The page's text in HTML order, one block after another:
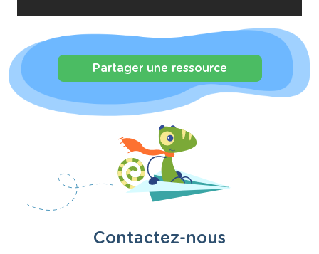
Partager une ressource
Contactez-nous